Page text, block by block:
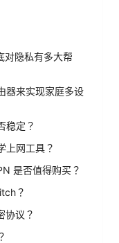
对隐私有多大帮
器来实现家庭多设
稳定？
上网工具？
是否值得购买？
？
协议？